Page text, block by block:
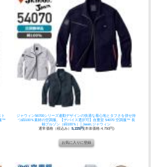
ト
™
ジャウィン56700シリーズ連動デザインの快適な着心地とタフさを併せ持
つ綿100％素材の空調服。
【デバイス選択可】自重堂 54070 空調服™ 長
袖ブルゾン（綿100％）│Jawin,ジャウィン
通常価格（税込み） 5,225円(本体価格:4,750円)